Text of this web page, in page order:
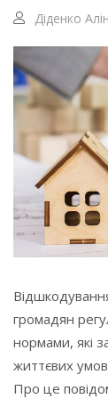
Діденко
громадян
нормами, які
життєвих
Про це